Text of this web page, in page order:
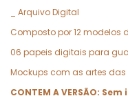
_ Arquivo Digital
Composto por 12 modelos
06 papeis digitais para
Mockups com as artes
CONTEM A VERSÃO: